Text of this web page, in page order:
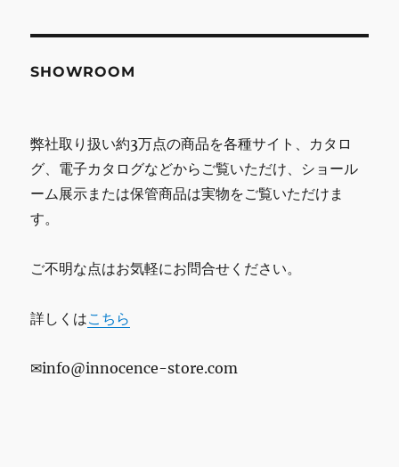
SHOWROOM
弊社取り扱い約3万点の商品を各種サイト、カタロ
グ、電子カタログなどからご覧いただけ、ショール
ーム展示または保管商品は実物をご覧いただけま
す。
ご不明な点はお気軽にお問合せください。
詳しくはこちら
✉info@innocence-store.com